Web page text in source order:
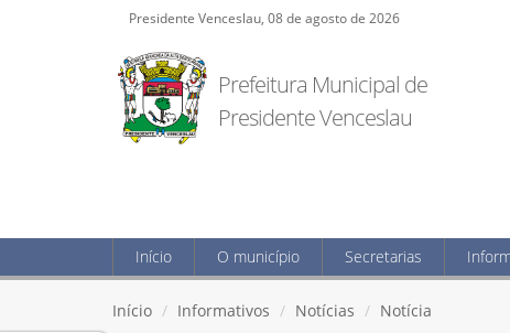
Presidente Venceslau, 08 de agosto de 2026
Prefeitura Municipal de
Presidente Venceslau
Início O município Secretarias
Início Informativos Notícias Notícia